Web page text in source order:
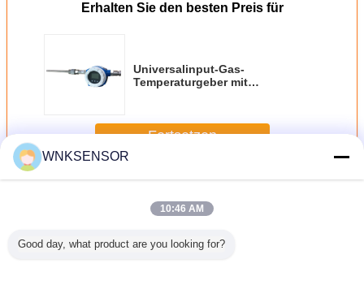
Erhalten Sie den besten Preis für
Universalinput-Gas-
Temperaturgeber mit
Fortsetzen
MehrIntelligenter Temperaturgeber
WNKSENSOR
10:46 AM
Good day, what product are you looking for?